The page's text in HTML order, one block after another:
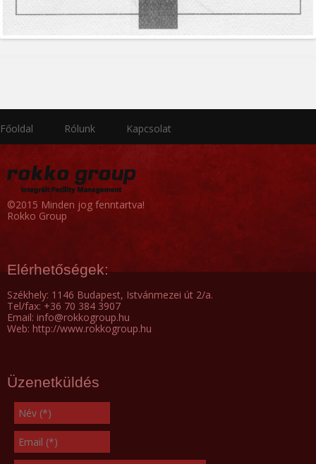
Főoldal Rólunk Kapcsolat
©2015 Minden jog fenntartva!
Rokko Group
Elérhetőségek:
Székhely: 1146 Budapest, Istvánmezei út 2/a.
Tel/fax: +36 70 384 3907
Email: info@rokkogroup.hu
Web: http://www.rokkogroup.hu
Üzenetküldés